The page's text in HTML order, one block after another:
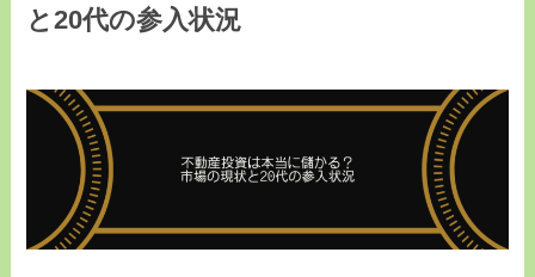
と20代の参入状況